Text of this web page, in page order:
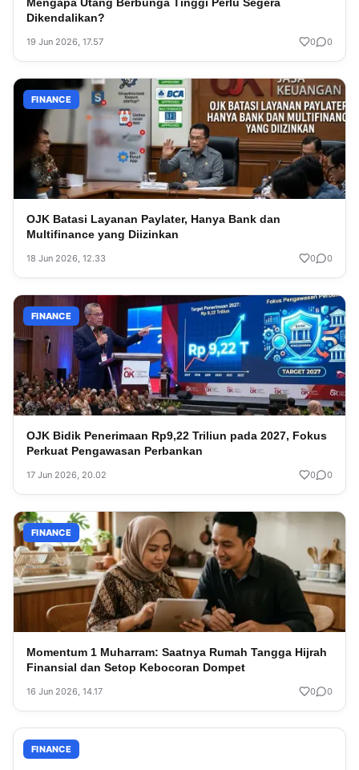
Dikendalikan?
19 Jun 2026, 17.57 0 0
FINANCE
OJK Batasi Layanan Paylater, Hanya Bank dan
Multifinance yang Diizinkan
18 Jun 2026, 12.33 0 0
FINANCE
OJK Bidik Penerimaan Rp9,22 Triliun pada 2027, Fokus
Perkuat Pengawasan Perbankan
17 Jun 2026, 20.02 0 0
FINANCE
Momentum 1 Muharram: Saatnya Rumah Tangga Hijrah
Finansial dan Setop Kebocoran Dompet
16 Jun 2026, 14.17 0 0
FINANCE